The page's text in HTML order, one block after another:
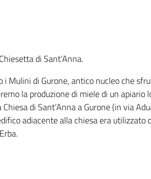
di Sant’Anna.
Mulini di Gurone, antico nucleo che
la produzione di miele di un apiario
di Sant’Anna a Gurone (in via
adiacente alla chiesa era utilizzato